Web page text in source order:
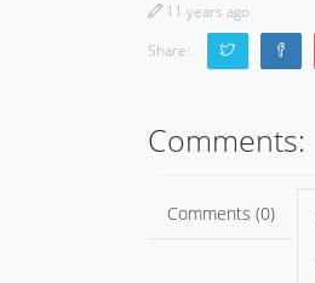
11 years ago
Share:
Comments:
Comments (0)